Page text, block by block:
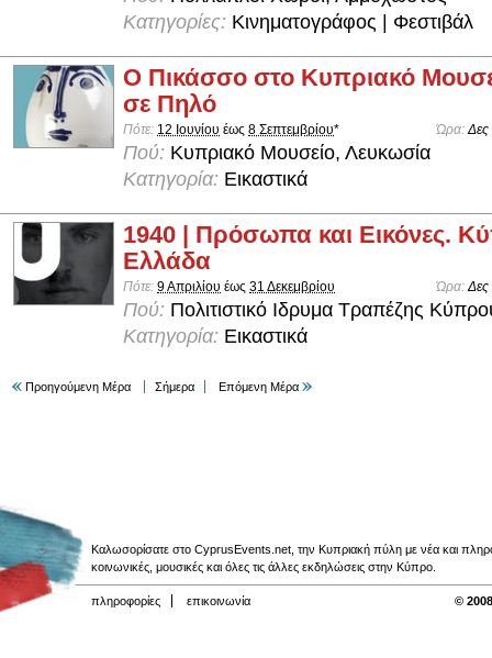
Κατηγορίες: Κινηματογράφος | Φεστιβάλ
Ο Πικάσσο στο Κυπριακό
σε Πηλό
Πότε: 12 Ιουνίου έως 8 Σεπτεμβρίου* Ώρα: Δες
Πού: Κυπριακό Μουσείο, Λευκωσία
Κατηγορία: Εικαστικά
1940 | Πρόσωπα και Εικόνες.
Ελλάδα
Πότε: 9 Απριλίου έως 31 Δεκεμβρίου Ώρα: Δες
Πού: Πολιτιστικό Ιδρυμα Τραπέζης
Κατηγορία: Εικαστικά
Προηγούμενη Μέρα Σήμερα Επόμενη Μέρα
Καλωσορίσατε στο CyprusEvents.net, την Κυπριακή πύλη με νέα και
κοινωνικές, μουσικές και όλες τις άλλες εκδηλώσεις στην Κύπρο.
πληροφορίες επικοινωνία ©